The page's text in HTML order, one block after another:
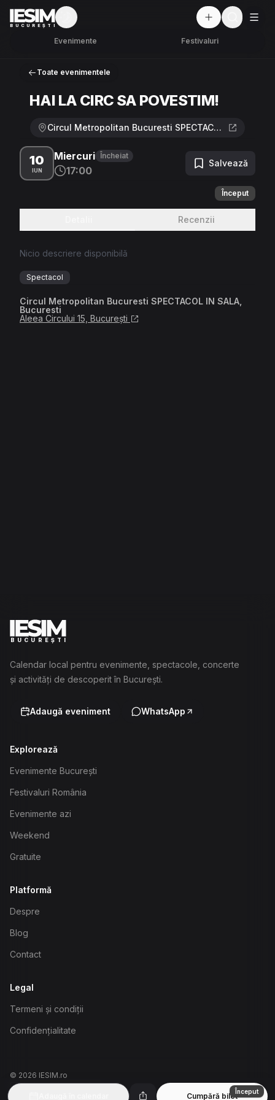
BUCUREȘTI Mod întunecat
Evenimente Festivaluri
Toate evenimentele
HAI LA CIRC SA POVESTIM!
Circul Metropolitan Bucuresti SPECTACOL IN SALA, Bucuresti · Aleea Circului 15, București
10
IUN
Miercuri Încheiat
17:00
Salvează
Început
Recenzii
Nicio descriere disponibilă
Spectacol
Circul Metropolitan Bucuresti SPECTACOL IN SALA,
Bucuresti
Aleea Circului 15, București
Început
Cumpără bilet
BUCUREȘTI
Calendar local pentru evenimente, spectacole, concerte
și activități de descoperit în București.
Adaugă eveniment WhatsApp
Explorează
Evenimente București
Festivaluri România
Evenimente azi
Weekend
Gratuite
Platformă
Despre
Blog
Contact
Legal
Termeni și condiții
Confidențialitate
© 2026 IESIM.ro
biasinovschi@gmail.com